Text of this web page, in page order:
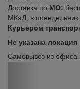
Доставка по МО:
МКаД, в понедельник
Курьером
Не указана локация
Самовывоз из офиса